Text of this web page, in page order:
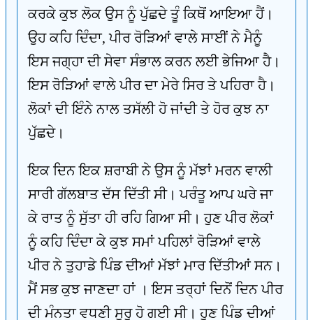
ਕਰਕੇ ਕੁਝ ਲੋਕ ਉਸ ਨੂੰ ਪੁੱਛਦੇ ਤੂੰ ਕਿਥੋਂ ਆਇਆ ਹੈਂ।
ਉਹ ਕਹਿ ਦਿੰਦਾ, ਪੀਰ ਰੋੜਿਆਂ ਵਾਲੇ ਸਾਈਂ ਨੇ ਮੈਨੂੰ
ਇਸ ਜਗ੍ਹਾ ਦੀ ਸੇਵਾ ਸੰਭਾਲ ਕਰਨ ਲਈ ਭੇਜਿਆ ਹੈ।
ਇਸ ਰੋੜਿਆਂ ਵਾਲੇ ਪੀਰ ਦਾ ਮੇਰੇ ਸਿਰ ਤੇ ਪਹਿਰਾ ਹੈ।
ਲੋਕਾਂ ਦੀ ਇੰਨੇ ਨਾਲ ਤਸੱਲੀ ਹੋ ਜਾਂਦੀ ਤੇ ਹੋਰ ਕੁਝ ਨਾ
ਪੁੱਛਦੇ।
ਇਕ ਦਿਨ ਇਕ ਸ਼ਰਾਬੀ ਨੇ ਉਸ ਨੂੰ ਮੱਝਾਂ ਮਰਨ ਵਾਲੀ
ਸਾਰੀ ਗੱਲਬਾਤ ਦੱਸ ਦਿੱਤੀ ਸੀ। ਪਰੰਤੂ ਆਪ ਘਰੇ ਜਾ
ਕੇ ਰਾਤ ਨੂੰ ਸੁੱਤਾ ਹੀ ਰਹਿ ਗਿਆ ਸੀ। ਹੁਣ ਪੀਰ ਲੋਕਾਂ
ਨੂੰ ਕਹਿ ਦਿੰਦਾ ਕੇ ਕੁਝ ਸਮਾਂ ਪਹਿਲਾਂ ਰੋੜਿਆਂ ਵਾਲੇ
ਪੀਰ ਨੇ ਤੁਹਾਡੇ ਪਿੰਡ ਦੀਆਂ ਮੱਝਾਂ ਮਾਰ ਦਿੱਤੀਆਂ ਸਨ।
ਮੈਂ ਸਭ ਕੁਝ ਜਾਣਦਾ ਹਾਂ । ਇਸ ਤਰ੍ਹਾਂ ਦਿਨੋਂ ਦਿਨ ਪੀਰ
ਦੀ ਮੰਨਤਾ ਵਧਣੀ ਸੁਰੂ ਹੋ ਗਈ ਸੀ। ਹੁਣ ਪਿੰਡ ਦੀਆਂ